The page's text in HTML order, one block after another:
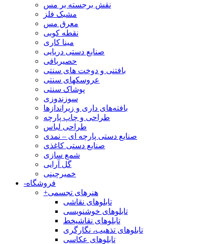
نقش برجسته بر مس
مشبک فلز
معرق مس
نقطه کوبی
مینا کاری
صنایع دستی دریایی
حصیربافی
بافتنی‌ و دوخت های سنتی
عروسکهای سنتی
پوشاک سنتی
سوزندوزی
بافته‌های داری و زیراندازها
طراحی و چاپ پارچه
طراحی لباس
صنایع دستی پارچه ای – نمدی
صنایع دستی کاغذی
شمع سازی
گل آرایی
خمیرچینی
-فروشگاه
+هنرهای تجسمی
تابلوهای نقاشی
تابلوهای خوشنویسی
تابلوهای نقاشیخط
تابلوهای تذهیب، نگارگری
تابلوهای عکاسی